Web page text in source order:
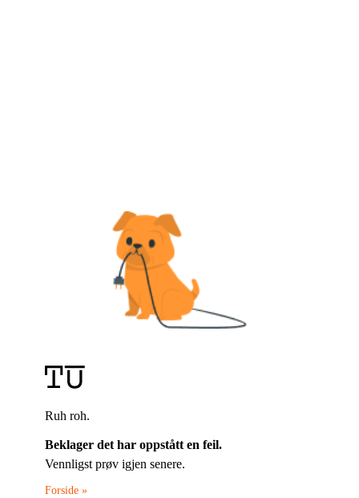
Ruh roh.
Beklager det har oppstått en feil.
Vennligst prøv igjen senere.
Forside »